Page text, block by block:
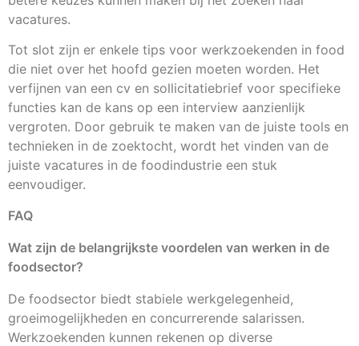
vacatures.
Tot slot zijn er enkele tips voor werkzoekenden in food
die niet over het hoofd gezien moeten worden. Het
verfijnen van een cv en sollicitatiebrief voor specifieke
functies kan de kans op een interview aanzienlijk
vergroten. Door gebruik te maken van de juiste tools en
technieken in de zoektocht, wordt het vinden van de
juiste vacatures in de foodindustrie een stuk
eenvoudiger.
FAQ
Wat zijn de belangrijkste voordelen van werken in de
foodsector?
De foodsector biedt stabiele werkgelegenheid,
groeimogelijkheden en concurrerende salarissen.
Werkzoekenden kunnen rekenen op diverse